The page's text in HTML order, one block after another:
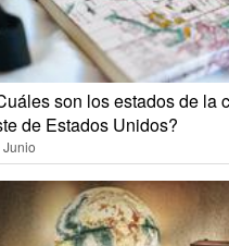
son los estados de la
de Estados Unidos?
Junio